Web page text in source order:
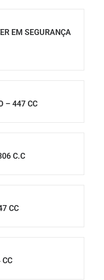
EM SEGURANÇA
– 447 CC
C.C
CC
CC